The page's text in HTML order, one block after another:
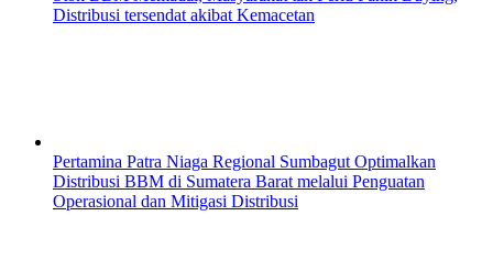
Distribusi tersendat akibat Kemacetan
Pertamina Patra Niaga Regional Sumbagut Optimalkan
Distribusi BBM di Sumatera Barat melalui Penguatan
Operasional dan Mitigasi Distribusi